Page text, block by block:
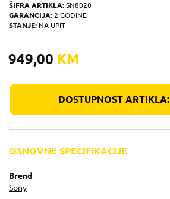
ŠIFRA ARTIKLA: SN8028
GARANCIJA: 2 GODINE
STANJE: NA UPIT
949,00 KM
DOSTUPNOST ARTIKLA:
OSNOVNE SPECIFIKACIJE
Brend
Sony